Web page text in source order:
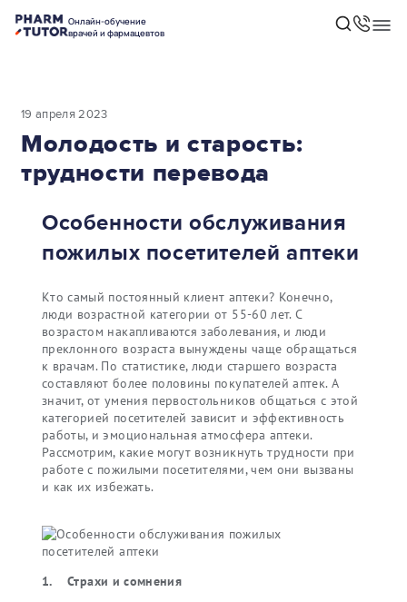
Онлайн-обучение
врачей и фармацевтов
19 апреля 2023
Молодость и старость:
трудности перевода
Особенности обслуживания
пожилых посетителей аптеки
Кто самый постоянный клиент аптеки? Конечно,
люди возрастной категории от 55-60 лет. С
возрастом накапливаются заболевания, и люди
преклонного возраста вынуждены чаще обращаться
к врачам. По статистике, люди старшего возраста
составляют более половины покупателей аптек. А
значит, от умения первостольников общаться с этой
категорией посетителей зависит и эффективность
работы, и эмоциональная атмосфера аптеки.
Рассмотрим, какие могут возникнуть трудности при
работе с пожилыми посетителями, чем они вызваны
и как их избежать.
1. Страхи и сомнения